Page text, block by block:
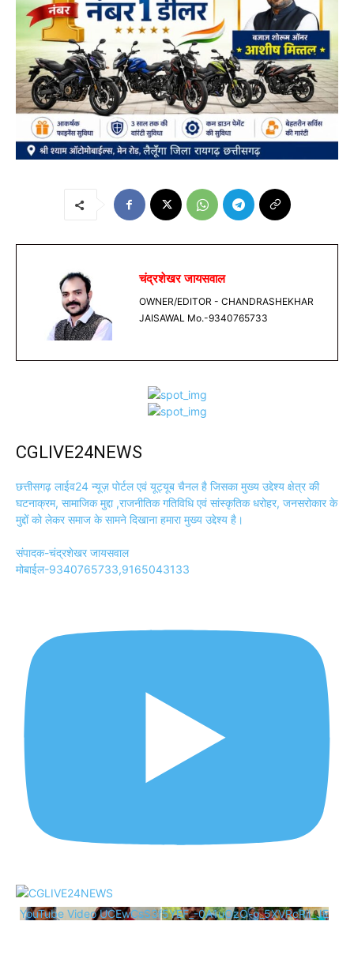
चंद्रशेखर जायसवाल
OWNER/EDITOR - CHANDRASHEKHAR
JAISAWAL Mo.-9340765733
CGLIVE24NEWS
छत्तीसगढ़ लाईव24 न्यूज़ पोर्टल एवं यूट्यूब चैनल है जिसका मुख्य उद्देश्य क्षेत्र की
घटनाक्रम, सामाजिक मुद्दा ,राजनीतिक गतिविधि एवं सांस्कृतिक धरोहर, जनसरोकार के
मुद्दों को लेकर समाज के सामने दिखाना हमारा मुख्य उद्देश्य है।
संपादक-चंद्रशेखर जायसवाल
मोबाईल-9340765733,9165043133
YouTube Video UCEwCsS3f5YEF_-0A1uOzO-g_5XVRcRii_JE